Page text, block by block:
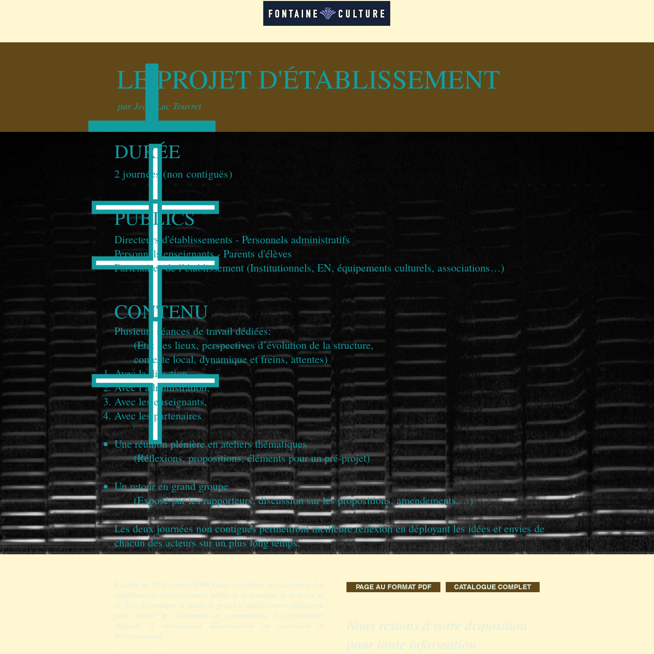
LE PROJET D'ÉTABLISSEMENT
par Jean-Luc Tourret
DURÉE
2 journées (non contiguës)
PUBLICS
Directeurs d'établissements - Personnels administratifs
Personnels enseignants - Parents d'élèves
Partenaires de l’établissement (Institutionnels, EN, équipements culturels, associations…)
CONTENU
Plusieurs séances de travail dédiées:
(Etat des lieux, perspectives d’évolution de la structure,
contexte local, dynamique et freins, attentes)
Avec la direction,
Avec l’administration,
Avec les enseignants,
Avec les partenaires
Une réunion plénière en ateliers thématiques
(Réflexions, propositions, éléments pour un pré-projet)
Un retour en grand groupe
(Exposé par les rapporteurs, discussion sur les propositions, amendements,…)
Les deux journées non contiguës permettront meilleure réflexion en déployant les idées et envies de
chacun des acteurs sur un plus long temps.
L'arrêté du 15 décembre 2006 fixant les critères du classement des
établissements d'enseignement public de la musique, de la danse et
de l'art dramatique a rendu le projet d’établissement obligatoire
pour obtenir le classement en conservatoire à rayonnement
régional, à rayonnement départemental ou communal et
intercommunal.
PAGE AU FORMAT PDF CATALOGUE COMPLET
Nous restons à votre disposition
pour toute information